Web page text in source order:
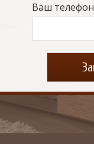
Ваш телефон